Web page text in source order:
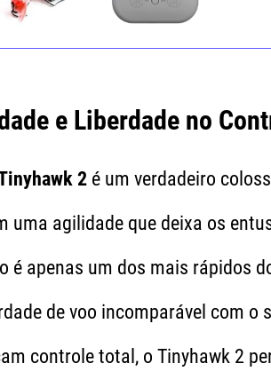
e Liberdade no
2 é um verdadeiro
uma agilidade que deixa os
é apenas um dos mais rápidos
de voo incomparável com o
controle total, o Tinyhawk 2